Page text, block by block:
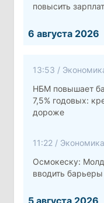
повысить
6 августа 2026
13:53 /
НБМ повышает
7,5% годовых:
дороже
11:22 / Экономика
Осмокеску:
вводить
5 августа 2026